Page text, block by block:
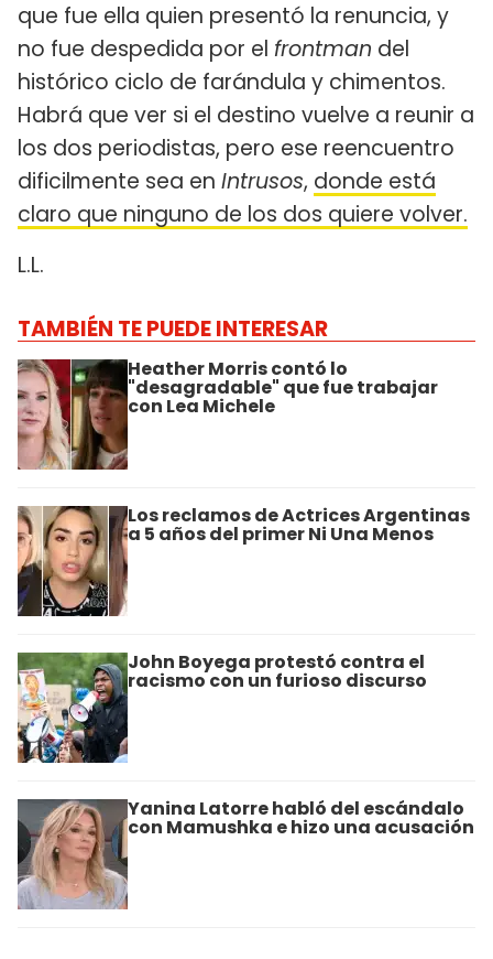
que fue ella quien presentó la renuncia, y
no fue despedida por el frontman del
histórico ciclo de farándula y chimentos.
Habrá que ver si el destino vuelve a reunir a
los dos periodistas, pero ese reencuentro
dificilmente sea en Intrusos, donde está
claro que ninguno de los dos quiere volver.
L.L.
TAMBIÉN TE PUEDE INTERESAR
Heather Morris contó lo
"desagradable" que fue trabajar
con Lea Michele
Los reclamos de Actrices Argentinas
a 5 años del primer Ni Una Menos
John Boyega protestó contra el
racismo con un furioso discurso
Yanina Latorre habló del escándalo
con Mamushka e hizo una acusación